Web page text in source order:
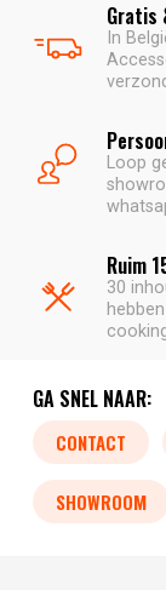
Gratis
In
Loop
Ruim
30
GA SNEL NAAR:
CONTACT
SHOWROOM